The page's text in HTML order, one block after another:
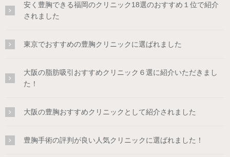
安く豊胸できる福岡のクリニック18選のおすすめ１位で紹介
されました
東京でおすすめの豊胸クリニックに選ばれました
大阪の脂肪吸引おすすめクリニック６選に紹介いただきまし
た！
大阪の豊胸おすすめクリニックとして紹介されました
豊胸手術の評判が良い人気クリニックに選ばれました！